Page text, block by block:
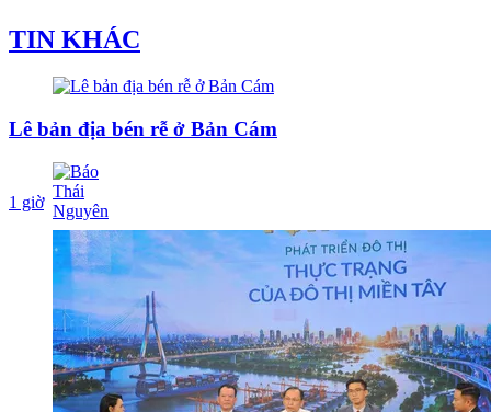
TIN KHÁC
Lê bản địa bén rễ ở Bản Cám
1 giờ